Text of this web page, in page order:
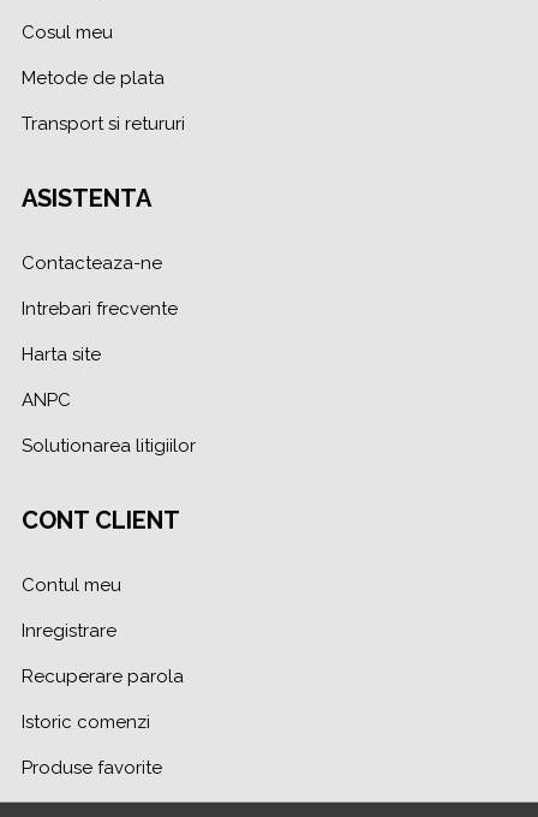
Cosul meu
Metode de plata
Transport si retururi
ASISTENTA
Contacteaza-ne
Intrebari frecvente
Harta site
ANPC
Solutionarea litigiilor
CONT CLIENT
Contul meu
Inregistrare
Recuperare parola
Istoric comenzi
Produse favorite